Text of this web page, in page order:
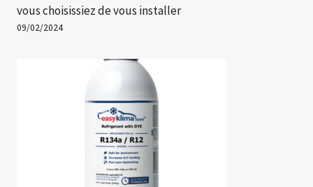
vous choisissiez de vous installer
09/02/2024